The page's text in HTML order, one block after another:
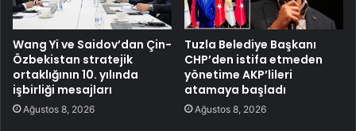
Wang Yi ve Saidov’dan Çin-
Özbekistan stratejik
ortaklığının 10. yılında
işbirliği mesajları
Ağustos 8, 2026
Tuzla Belediye Başkanı
CHP’den istifa etmeden
yönetime AKP’lileri
atamaya başladı
Ağustos 8, 2026